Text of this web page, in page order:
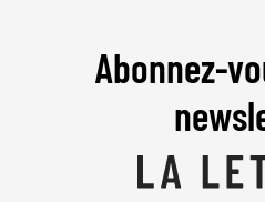
Abonnez-